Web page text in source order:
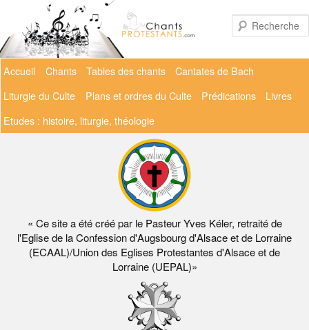
contenu
principal
« Ce site a été créé par le Pasteur Yves Kéler, retraité de
l'Eglise de la Confession d'Augsbourg d'Alsace et de Lorraine
(ECAAL)/Union des Eglises Protestantes d'Alsace et de
Lorraine (UEPAL)»
Menu
Accueil Chants Tables des chants
Cantates de Bach
Liturgie du Culte
Plans et ordres du Culte Prédications
Livres
Etudes : histoire, liturgie, théologie